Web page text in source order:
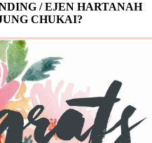
/ EJEN HARTANAH
CHUKAI?